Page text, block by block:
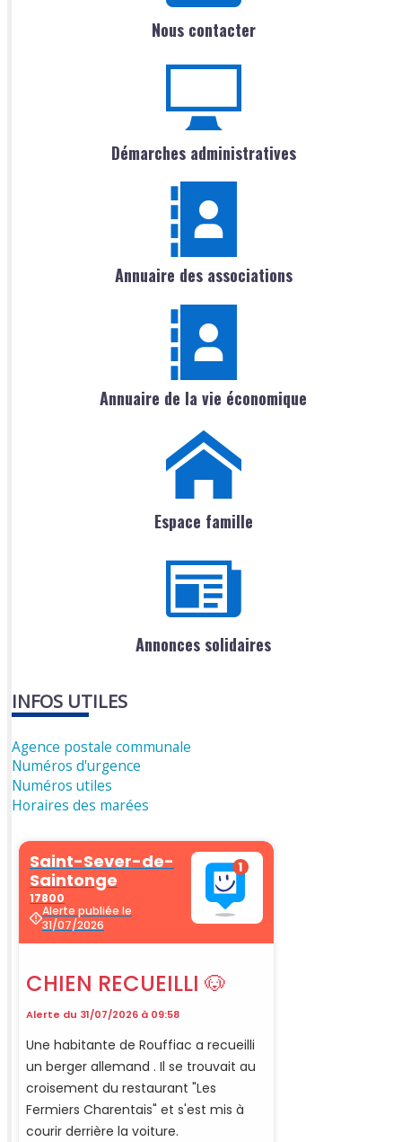
Nous contacter
Démarches administratives
Annuaire des associations
Annuaire de la vie économique
Espace famille
Annonces solidaires
INFOS UTILES
Agence postale communale
Numéros d'urgence
Numéros utiles
Horaires des marées